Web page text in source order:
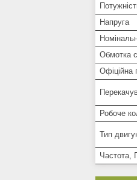
Напруга
Обмотка
Офіційна
Робоче
Тип
Частота,